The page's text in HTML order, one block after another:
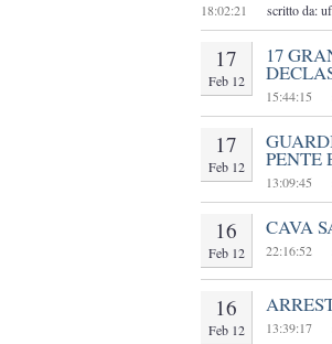
18:02:21 scritto da:
17
Feb 12
17
15:44:15
17
Feb 12 PENTE
13:09:45
16
Feb 12
CAVA
22:16:52
16
Feb 12 13:39:17